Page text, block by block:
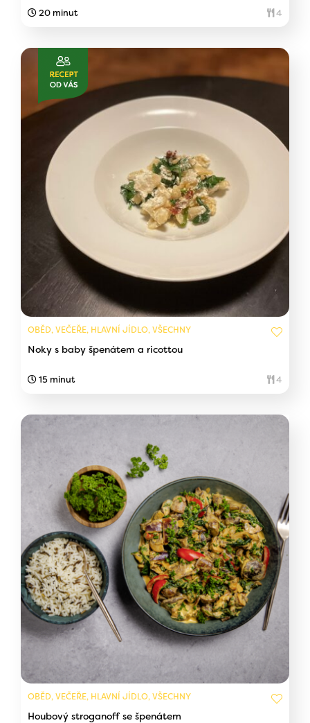
20 minut 4
OBĚD, VEČEŘE, HLAVNÍ JÍDLO, VŠECHNY
Noky s baby špenátem a ricottou
15 minut 4
OBĚD, VEČEŘE, HLAVNÍ JÍDLO, VŠECHNY
Houbový stroganoff se špenátem